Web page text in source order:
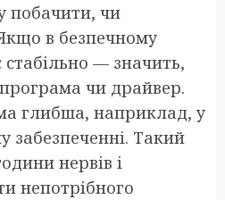
побачити, чи
в безпечному
— значить,
чи драйвер.
глибша, наприклад, у
забезпеченні. Такий
нервів і
непотрібного